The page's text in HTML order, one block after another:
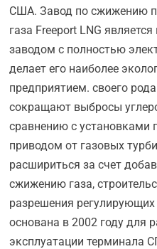
США. Завод по сжижению
газа Freeport LNG
заводом с полностью
делает его наиболее
предприятием. своего
сокращают выбросы
сравнению с установками
приводом от газовых
расшириться за счет
сжижению газа,
разрешения
основана в 2002 году для
эксплуатации терминала